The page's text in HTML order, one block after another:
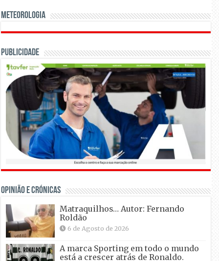
Meteorologia
Publicidade
OPINIÃO E CRÓNICAS
Matraquilhos… Autor: Fernando
Roldão
6 de Agosto de 2026
A marca Sporting em todo o mundo
está a crescer atrás de Ronaldo.